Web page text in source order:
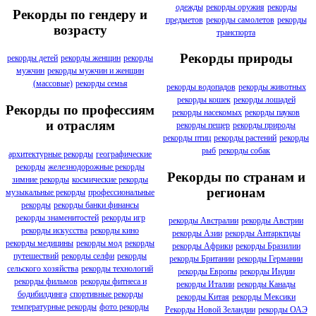
Рекорды по гендеру и
возрасту
рекорды детей рекорды женщин рекорды
мужчин рекорды мужчин и женщин
(массовые) рекорды семья
Рекорды по профессиям
и отраслям
архитектурные рекорды географические
рекорды железнодорожные рекорды
зимние рекорды космические рекорды
музыкальные рекорды профессиональные
рекорды рекорды банки финансы
рекорды знаменитостей рекорды игр
рекорды искусства рекорды кино
рекорды медицины рекорды мод рекорды
путешествий рекорды селфи рекорды
сельского хозяйства рекорды технологий
рекорды фильмов рекорды фитнеса и
бодибилдинга спортивные рекорды
температурные рекорды фото рекорды
одежды рекорды оружия рекорды
предметов рекорды самолетов рекорды
транспорта
Рекорды природы
рекорды водопадов рекорды животных
рекорды кошек рекорды лошадей
рекорды насекомых рекорды пауков
рекорды пещер рекорды природы
рекорды птиц рекорды растений рекорды
рыб рекорды собак
Рекорды по странам и
регионам
рекорды Австралии рекорды Австрии
рекорды Азии рекорды Антарктиды
рекорды Африки рекорды Бразилии
рекорды Британии рекорды Германии
рекорды Европы рекорды Индии
рекорды Италии рекорды Канады
рекорды Китая рекорды Мексики
Рекорды Новой Зеландии рекорды ОАЭ